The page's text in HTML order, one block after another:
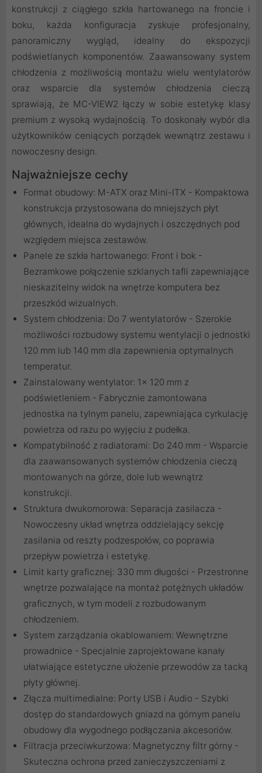
konstrukcji z ciągłego szkła hartowanego na froncie i
boku, każda konfiguracja zyskuje profesjonalny,
panoramiczny wygląd, idealny do ekspozycji
podświetlanych komponentów. Zaawansowany system
chłodzenia z możliwością montażu wielu wentylatorów
oraz wsparcie dla systemów chłodzenia cieczą
sprawiają, że MC-VIEW2 łączy w sobie estetykę klasy
premium z wysoką wydajnością. To doskonały wybór dla
użytkowników ceniących porządek wewnątrz zestawu i
nowoczesny design.
Najważniejsze cechy
Format obudowy: M-ATX oraz Mini-ITX - Kompaktowa
konstrukcja przystosowana do mniejszych płyt
głównych, idealna do wydajnych i oszczędnych pod
względem miejsca zestawów.
Panele ze szkła hartowanego: Front i bok -
Bezramkowe połączenie szklanych tafli zapewniające
nieskazitelny widok na wnętrze komputera bez
przeszkód wizualnych.
System chłodzenia: Do 7 wentylatorów - Szerokie
możliwości rozbudowy systemu wentylacji o jednostki
120 mm lub 140 mm dla zapewnienia optymalnych
temperatur.
Zainstalowany wentylator: 1x 120 mm z
podświetleniem - Fabrycznie zamontowana
jednostka na tylnym panelu, zapewniająca cyrkulację
powietrza od razu po wyjęciu z pudełka.
Kompatybilność z radiatorami: Do 240 mm - Wsparcie
dla zaawansowanych systemów chłodzenia cieczą
montowanych na górze, dole lub wewnątrz
konstrukcji.
Struktura dwukomorowa: Separacja zasilacza -
Nowoczesny układ wnętrza oddzielający sekcję
zasilania od reszty podzespołów, co poprawia
przepływ powietrza i estetykę.
Limit karty graficznej: 330 mm długości - Przestronne
wnętrze pozwalające na montaż potężnych układów
graficznych, w tym modeli z rozbudowanym
chłodzeniem.
System zarządzania okablowaniem: Wewnętrzne
prowadnice - Specjalnie zaprojektowane kanały
ułatwiające estetyczne ułożenie przewodów za tacką
płyty głównej.
Złącza multimedialne: Porty USB i Audio - Szybki
dostęp do standardowych gniazd na górnym panelu
obudowy dla wygodnego podłączania akcesoriów.
Filtracja przeciwkurzowa: Magnetyczny filtr górny -
Skuteczna ochrona przed zanieczyszczeniami z